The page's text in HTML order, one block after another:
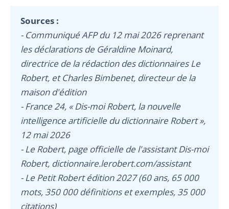
Sources :
- Communiqué AFP du 12 mai 2026 reprenant
les déclarations de Géraldine Moinard,
directrice de la rédaction des dictionnaires Le
Robert, et Charles Bimbenet, directeur de la
maison d'édition
- France 24, « Dis-moi Robert, la nouvelle
intelligence artificielle du dictionnaire Robert »,
12 mai 2026
- Le Robert, page officielle de l'assistant Dis-moi
Robert, dictionnaire.lerobert.com/assistant
- Le Petit Robert édition 2027 (60 ans, 65 000
mots, 350 000 définitions et exemples, 35 000
citations)